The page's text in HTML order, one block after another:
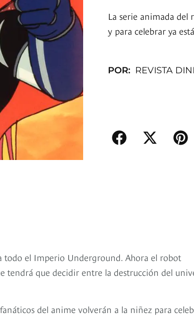
La serie animada del
y para celebrar ya
POR: REVISTA
todo el Imperio Underground. Ahora el robot
que decidir entre la destrucción del
del anime volverán a la niñez para